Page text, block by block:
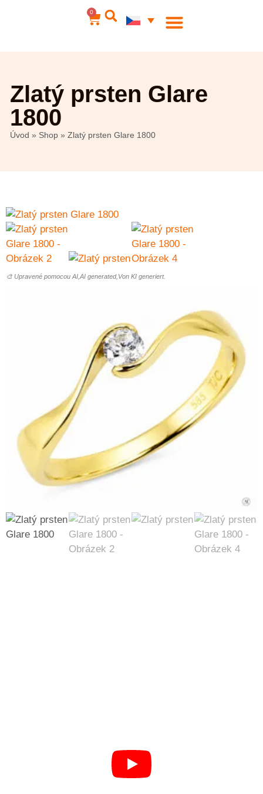
0
Zlatý prsten Glare
1800
Úvod » Shop » Zlatý prsten Glare 1800
🎨 Upravené pomocou AI,AI generated,Von KI generiert.